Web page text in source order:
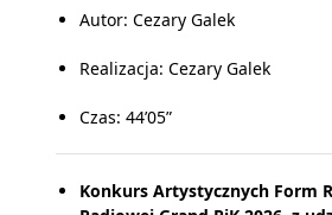
Autor: Cezary Galek
Realizacja: Cezary Galek
Czas: 44’05”
Konkurs Artystycznych Form